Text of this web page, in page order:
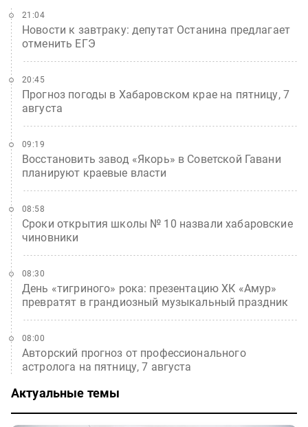
Новости к завтраку: депутат Останина предлагает
отменить ЕГЭ
21:04
Прогноз погоды в Хабаровском крае на пятницу, 7
августа
20:45
Восстановить завод «Якорь» в Советской Гавани
планируют краевые власти
09:19
Сроки открытия школы № 10 назвали хабаровские
чиновники
08:58
День «тигриного» рока: презентацию ХК «Амур»
превратят в грандиозный музыкальный праздник
08:30
Авторский прогноз от профессионального
астролога на пятницу, 7 августа
08:00
Актуальные темы